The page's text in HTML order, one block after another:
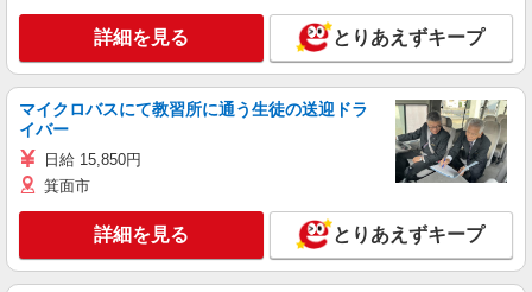
詳細を見る とりあえずキープ
マイクロバスにて教習所に通う生徒の送迎ドラ
イバー
日給 15,850円
箕面市
詳細を見る とりあえずキープ